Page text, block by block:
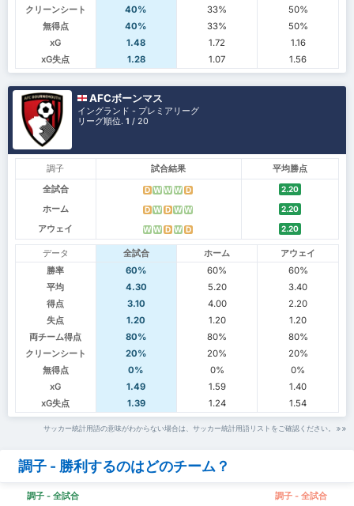
クリーンシート
40% 33%
50%
無得点
40% 33%
50%
xG
1.48 1.72
1.16
xG失点
1.28 1.07 1.56
AFCボーンマス
イングランド - プレミアリーグ
リーグ順位.1 / 20
調子 試合結果
平均勝点
全試合
D W WW D 2.20
ホーム D W D W W 2.20
アウェイ WW D W D 2.20
データ 全試合 ホーム
アウェイ
勝率
60% 60%
60%
平均
4.30 5.20
3.40
得点
3.10 4.00
2.20
失点
1.20 1.20
1.20
両チーム得点
80% 80%
80%
クリーンシート
20% 20%
20%
無得点
0% 0%
0%
xG
1.49 1.59
1.40
xG失点
1.39 1.24 1.54
サッカー統計用語の意味がわからない場合は、サッカー統計用語リストをご確認ください。
調子 - 勝利するのはどのチーム？
調子 - 全試合 調子 - 全試合